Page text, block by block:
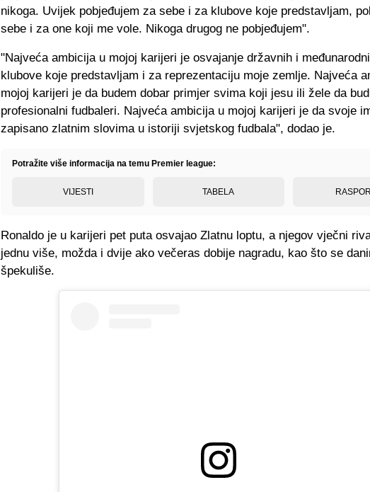
nikoga. Uvijek pobjeđujem za sebe i za klubove koje predstavljam,
sebe i za one koji me vole. Nikoga drugog ne pobjeđujem".
"Najveća ambicija u mojoj karijeri je osvajanje državnih i
klubove koje predstavljam i za reprezentaciju moje zemlje. Najveća
mojoj karijeri je da budem dobar primjer svima koji jesu ili žele da
profesionalni fudbaleri. Najveća ambicija u mojoj karijeri je da svoje
zapisano zlatnim slovima u istoriji svjetskog fudbala", dodao je.
Potražite više informacija na temu Premier league:
VIJESTI TABELA
Ronaldo je u karijeri pet puta osvajao Zlatnu loptu, a njegov vječni
jednu više, možda i dvije ako večeras dobije nagradu, kao što se
špekuliše.